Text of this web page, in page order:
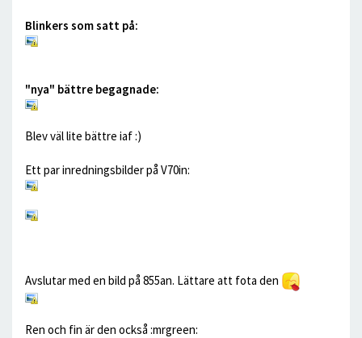
Blinkers som satt på:
"nya" bättre begagnade:
Blev väl lite bättre iaf :)
Ett par inredningsbilder på V70in:
Avslutar med en bild på 855an. Lättare att fota den
Ren och fin är den också :mrgreen: